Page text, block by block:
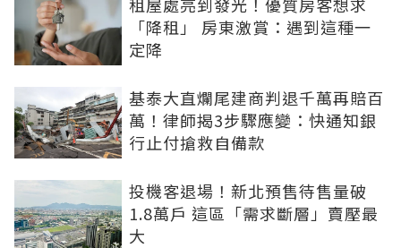
「降租」 房東激賞：遇到這種一
定降
基泰大直爛尾建商判退千萬再賠百
萬！律師揭3步驟應變：快通知銀
行止付搶救自備款
投機客退場！新北預售待售量破
1.8萬戶 這區「需求斷層」賣壓最
大